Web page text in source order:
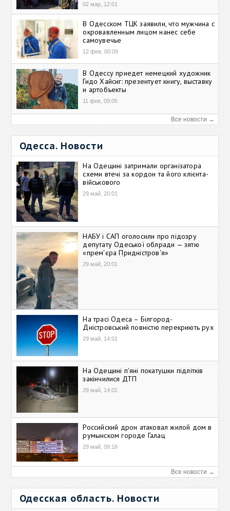
02 мар, 12:01
В Одесском ТЦК заявили, что мужчина с
окровавленным лицом нанес себе
самоувечье
12 фев, 00:09
В Одессу приедет немецкий художник
Гидо Хайсиг: презентует книгу, выставку
и артобъекты
11 фев, 09:05
Все новости →
Одесса. Новости
На Одещині затримали організатора
схеми втечі за кордон та його клієнта-
військового
29 май, 20:01
НАБУ і САП оголосили про підозру
депутату Одеської облради — зятю
«прем'єра Придністров'я»
29 май, 20:01
На трасі Одеса – Білгород-
Дністровський повністю перекриють рух
29 май, 14:01
На Одещині п'яні покатушки підлітків
закінчилися ДТП
29 май, 14:01
Российский дрон атаковал жилой дом в
румынском городе Галац
29 май, 09:18
Все новости →
Одесская область. Новости